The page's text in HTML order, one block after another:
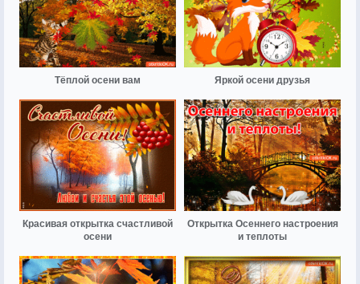
Тёплой осени вам Яркой осени друзья
Красивая открытка счастливой
осени
Открытка Осеннего настроения
и теплоты